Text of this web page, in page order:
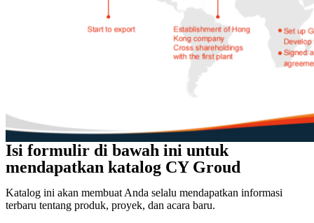
Isi formulir di bawah ini untuk
mendapatkan katalog CY Groud
Katalog ini akan membuat Anda selalu mendapatkan informasi
terbaru tentang produk, proyek, dan acara baru.